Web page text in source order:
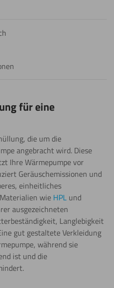
für eine
die um die
angebracht wird. Diese
Ihre Wärmepumpe vor
Geräuschemissionen und
einheitliches
wie HPL und
ausgezeichneten
Langlebigkeit
gut gestaltete Verkleidung
während sie
ist und die